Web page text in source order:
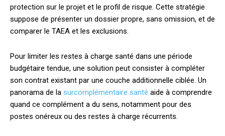
protection sur le projet et le profil de risque. Cette stratégie
suppose de présenter un dossier propre, sans omission, et de
comparer le TAEA et les exclusions.
Pour limiter les restes à charge santé dans une période
budgétaire tendue, une solution peut consister à compléter
son contrat existant par une couche additionnelle ciblée. Un
panorama de la surcomplémentaire santé aide à comprendre
quand ce complément a du sens, notamment pour des
postes onéreux ou des restes à charge récurrents.